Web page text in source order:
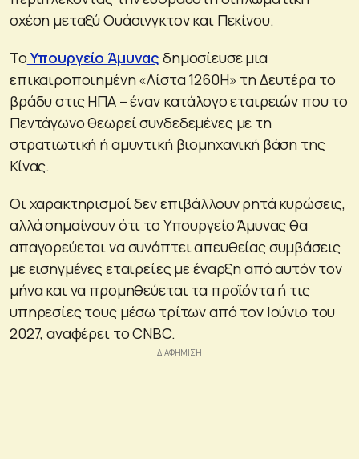
σχέση μεταξύ Ουάσινγκτον και Πεκίνου.
ΤοΥπουργείο Άμυνας δημοσίευσε μια
επικαιροποιημένη «Λίστα 1260H» τη Δευτέρα το
βράδυ στις ΗΠΑ – έναν κατάλογο εταιρειών που το
Πεντάγωνο θεωρεί συνδεδεμένες με τη
στρατιωτική ή αμυντική βιομηχανική βάση της
Κίνας.
Οι χαρακτηρισμοί δεν επιβάλλουν ρητά κυρώσεις,
αλλά σημαίνουν ότι το Υπουργείο Άμυνας θα
απαγορεύεται να συνάπτει απευθείας συμβάσεις
με εισηγμένες εταιρείες με έναρξη από αυτόν τον
μήνα και να προμηθεύεται τα προϊόντα ή τις
υπηρεσίες τους μέσω τρίτων από τον Ιούνιο του
2027, αναφέρει το CNBC.